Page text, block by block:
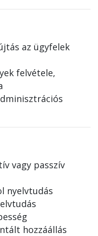
az ügyfelek
felvétele,
vagy passzív
nyelvtudás
hozzáállás